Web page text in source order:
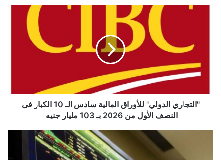
"التجاري
فى
النصف
"التجاري الدولي" للأوراق المالية سادس الـ 10 الكبار فى
النصف الأول من 2026 بـ 103 مليار جنيه